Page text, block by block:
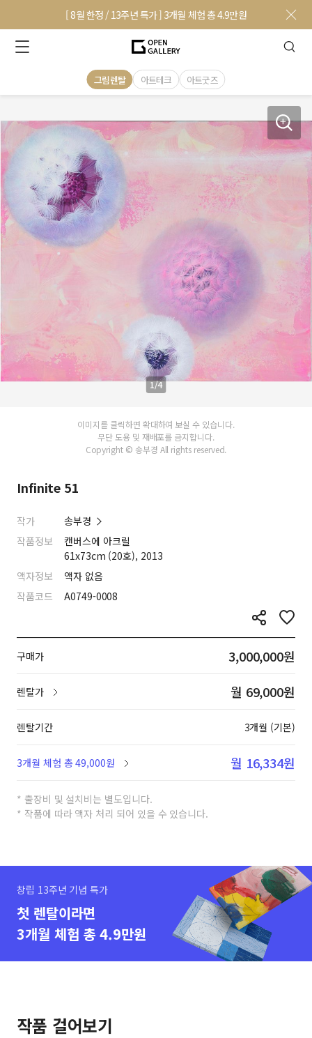
[ 8월 한정 / 13주년 특가 ] 3개월 체험 총 4.9만원
그림렌탈 아트테크 아트굿즈
1/4
이미지를 클릭하면 확대하여 보실 수 있습니다.
무단 도용 및 재배포를 금지합니다.
Copyright © 송부경 All rights reserved.
Infinite 51
작가
송부경
작품정보
캔버스에 아크릴
61x73cm (20호), 2013
액자정보
액자 없음
작품코드
A0749-0008
구매가 3,000,000원
렌탈가 월 69,000원
렌탈기간 3개월 (기본)
3개월 체험 총 49,000원 월 16,334원
* 출장비 및 설치비는 별도입니다.
* 작품에 따라 액자 처리 되어 있을 수 있습니다.
창립 13주년 기념 특가
첫 렌탈이라면
3개월 체험 총 4.9만원
작품 걸어보기